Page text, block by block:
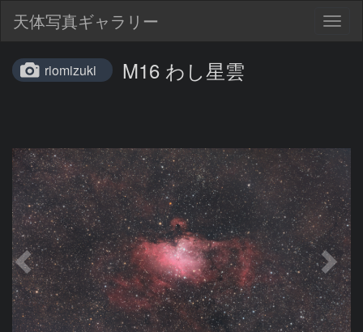
天体写真ギャラリー
riomizuki M16 わし星雲